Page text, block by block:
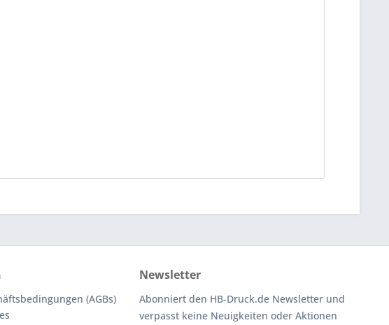
(AGBs)
Newsletter
Abonniert den HB-Druck.de Newsletter und
verpasst keine Neuigkeiten oder Aktionen